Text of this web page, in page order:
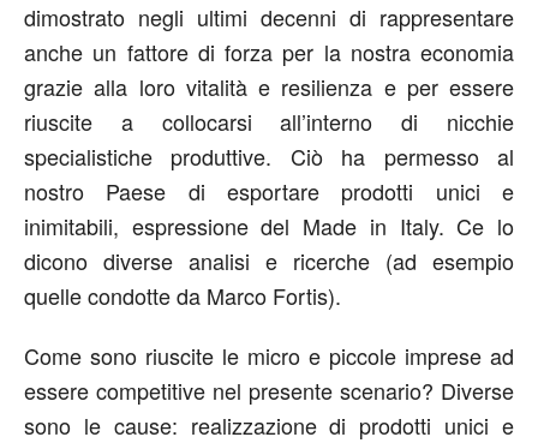
dimostrato negli ultimi decenni di rappresentare
anche un fattore di forza per la nostra economia
grazie alla loro vitalità e resilienza e per essere
riuscite a collocarsi all’interno di nicchie
specialistiche produttive. Ciò ha permesso al
nostro Paese di esportare prodotti unici e
inimitabili, espressione del Made in Italy. Ce lo
dicono diverse analisi e ricerche (ad esempio
quelle condotte da Marco Fortis).
Come sono riuscite le micro e piccole imprese ad
essere competitive nel presente scenario? Diverse
sono le cause: realizzazione di prodotti unici e